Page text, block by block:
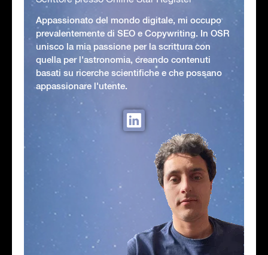
Appassionato del mondo digitale, mi occupo
prevalentemente di SEO e Copywriting. In OSR
unisco la mia passione per la scrittura con
quella per l'astronomia, creando contenuti
basati su ricerche scientifiche e che possano
appassionare l'utente.